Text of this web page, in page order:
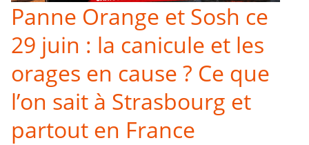
Panne Orange et Sosh ce
29 juin : la canicule et les
orages en cause ? Ce que
l’on sait à Strasbourg et
partout en France